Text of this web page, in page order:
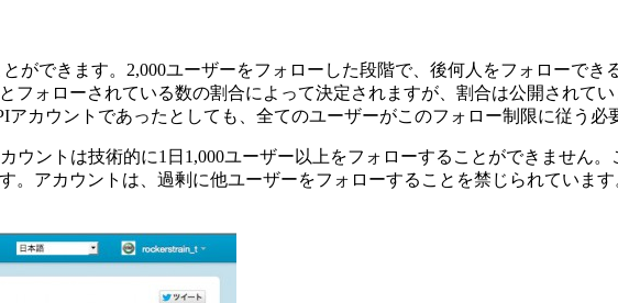
ができます。2,000ユーザーをフォローした段階で、後何人をフォローで
フォローされている数の割合によって決定されますが、割合は公開されて
カウントであったとしても、全てのユーザーがこのフォロー制限に従う必
ウントは技術的に1日1,000ユーザー以上をフォローすることができません
。アカウントは、過剰に他ユーザーをフォローすることを禁じられていま